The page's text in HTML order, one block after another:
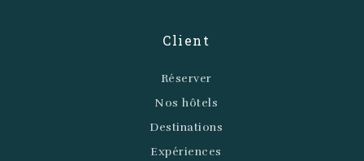
Client
Réserver
Nos hôtels
Destinations
Expériences